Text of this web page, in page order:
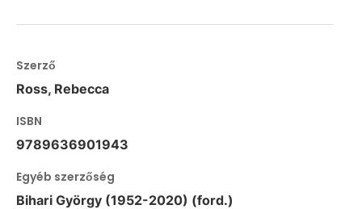
Szerző
Ross, Rebecca
ISBN
9789636901943
Egyéb szerzőség
Bihari György (1952-2020) (ford.)